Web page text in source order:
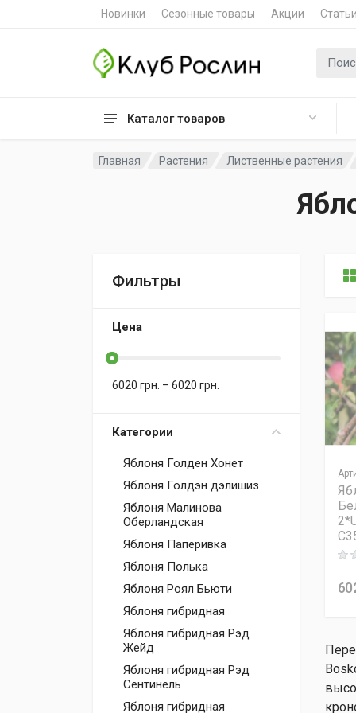
Новинки Сезонные товары Акции Статьи
Каталог товаров
Поиск
Главная Растения Лиственные растения
Фильтры
Цена
6020 грн. – 6020 грн.
Категории
Яблоня Голден Хонет
Яблоня Голдэн дэлишиз
Яблоня Малинова
Оберландская
Яблоня Паперивка
Яблоня Полька
Яблоня Роял Бьюти
Яблоня гибридная
Яблоня гибридная Рэд
Жейд
Яблоня гибридная Рэд
Сентинель
Яблоня гибридная